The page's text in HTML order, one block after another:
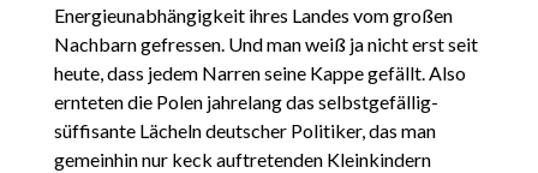
Energieunabhängigkeit ihres Landes vom großen
Nachbarn gefressen. Und man weiß ja nicht erst seit
heute, dass jedem Narren seine Kappe gefällt. Also
ernteten die Polen jahrelang das selbstgefällig-
süffisante Lächeln deutscher Politiker, das man
gemeinhin nur keck auftretenden Kleinkindern